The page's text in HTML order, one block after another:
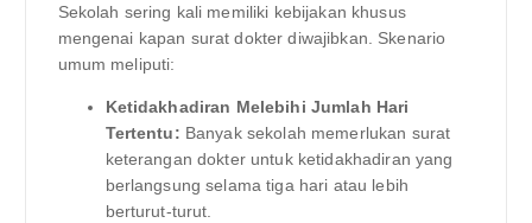
Sekolah sering kali memiliki kebijakan khusus
mengenai kapan surat dokter diwajibkan. Skenario
umum meliputi:
Ketidakhadiran Melebihi Jumlah Hari
Tertentu: Banyak sekolah memerlukan surat
keterangan dokter untuk ketidakhadiran yang
berlangsung selama tiga hari atau lebih
berturut-turut.